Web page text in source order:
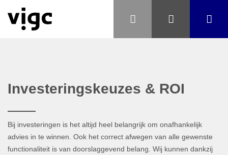
Investeringskeuzes & ROI
Bij investeringen is het altijd heel belangrijk om onafhankelijk
advies in te winnen. Ook het correct afwegen van alle gewenste
functionaliteit is van doorslaggevend belang. Wij kunnen dankzij